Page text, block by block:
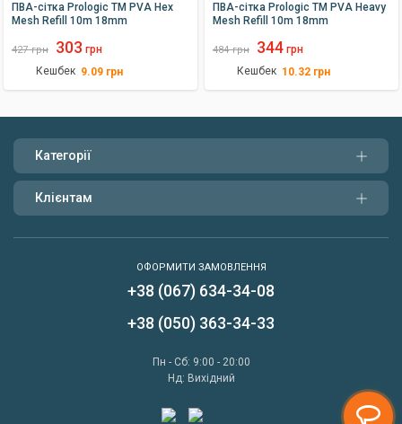
ПВА-сітка Prologic TM PVA Hex
Mesh Refill 10m 18mm
427 грн 303 грн
Кешбек 9.09 грн
ПВА-сітка Prologic TM PVA Heavy
Mesh Refill 10m 18mm
484 грн 344 грн
Кешбек 10.32 грн
Категорії
Клієнтам
ОФОРМИТИ ЗАМОВЛЕННЯ
+38 (067) 634-34-08
+38 (050) 363-34-33
Пн - Сб: 9:00 - 20:00
Нд: Вихідний